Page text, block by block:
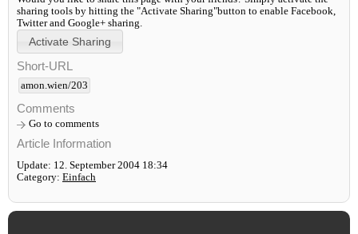
sharing tools by hitting the "Activate Sharing"button to enable Facebook,
Twitter and Google+ sharing.
Short-URL
amon.wien/203
Comments
Go to comments
Article Information
Update: 12. September 2004 18:34
Category: Einfach